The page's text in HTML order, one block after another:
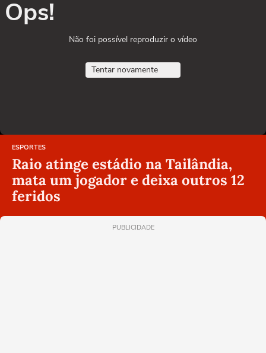
Ops!
Não foi possível reproduzir o vídeo
Tentar novamente
ESPORTES
Raio atinge estádio na Tailândia,
mata um jogador e deixa outros 12
feridos
PUBLICIDADE